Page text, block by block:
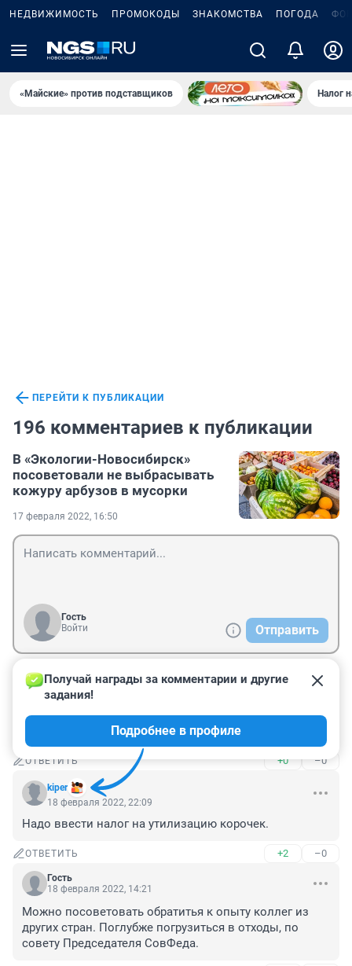
НЕДВИЖИМОСТЬ ПРОМОКОДЫ ЗНАКОМСТВА ПОГОДА
«Майские» против подставщиков Налог
ПЕРЕЙТИ К ПУБЛИКАЦИИ
196 комментариев к публикации
В «Экологии-Новосибирск»
посоветовали не выбрасывать
кожуру арбузов в мусорки
17 февраля 2022, 16:50
Гость
Войти
Отправить
Гость
5 июня 2022, 13:46
весь мусор на свои дачи, а деньги Экологии
перечислять не забывайте! Очень интересная позиция
ОТВЕТИТЬ +0 –0
kiper
Получай награды за комментарии и другие
задания!
Подробнее в профиле
18 февраля 2022, 22:09
Надо ввести налог на утилизацию корочек.
ОТВЕТИТЬ +2 –0
Гость
18 февраля 2022, 14:21
Можно посоветовать обратитья к опыту коллег из
других стран. Поглубже погрузиться в отходы, по
совету Председателя СовФеда.